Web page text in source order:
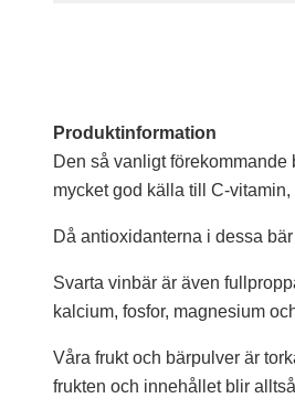
Produktinformation
Den så vanligt
mycket god källa till C-
Då antioxidanterna i dessa
Svarta vinbär är även
kalcium, fosfor, magnesium
Våra frukt och bärpulver är
frukten och innehållet blir